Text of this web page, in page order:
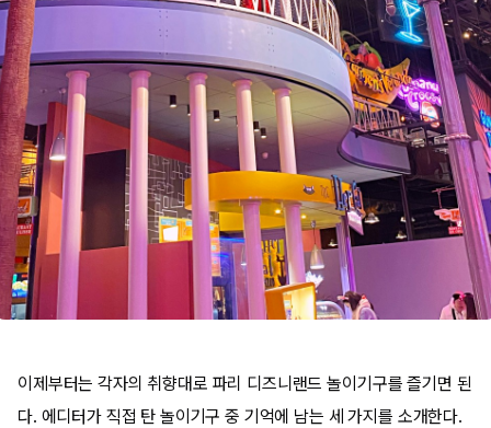
이제부터는 각자의 취향대로 파리 디즈니랜드 놀이기구를 즐기면 된
다. 에디터가 직접 탄 놀이기구 중 기억에 남는 세 가지를 소개한다.